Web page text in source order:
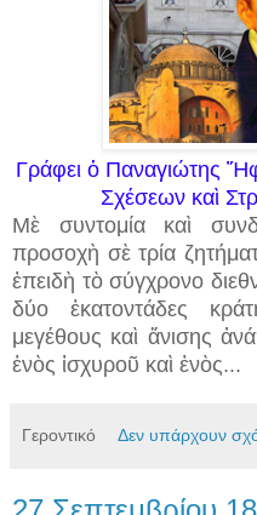
Γράφει ὁ Παναγιώτης
Σχέσεων καὶ
Μὲ συντομία καὶ
προσοχὴ σὲ τρία
ἐπειδὴ τὸ σύγχρονο
δύο ἑκατοντάδες
μεγέθους καὶ ἄνισης
ἑνὸς ἰσχυροῦ καὶ ἑνὸς...
Γεροντικό Δεν υπάρχουν